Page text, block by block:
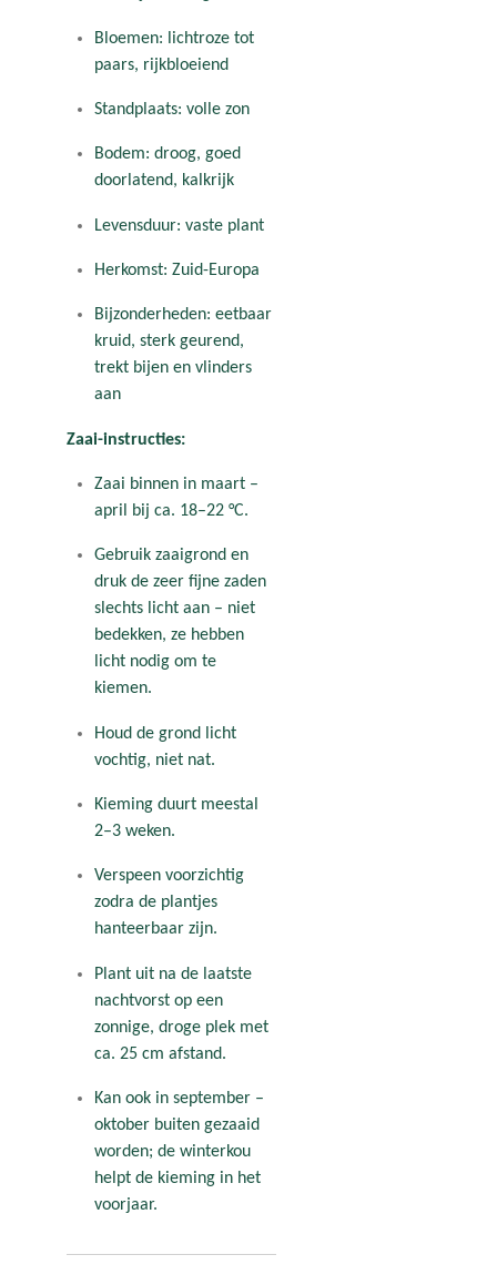
Bloemen: lichtroze tot
paars, rijkbloeiend
Standplaats: volle zon
Bodem: droog, goed
doorlatend, kalkrijk
Levensduur: vaste plant
Herkomst: Zuid-Europa
Bijzonderheden: eetbaar
kruid, sterk geurend,
trekt bijen en vlinders
aan
Zaai-instructies:
Zaai binnen in maart –
april bij ca. 18–22 °C.
Gebruik zaaigrond en
druk de zeer fijne zaden
slechts licht aan – niet
bedekken, ze hebben
licht nodig om te
kiemen.
Houd de grond licht
vochtig, niet nat.
Kieming duurt meestal
2–3 weken.
Verspeen voorzichtig
zodra de plantjes
hanteerbaar zijn.
Plant uit na de laatste
nachtvorst op een
zonnige, droge plek met
ca. 25 cm afstand.
Kan ook in september –
oktober buiten gezaaid
worden; de winterkou
helpt de kieming in het
voorjaar.